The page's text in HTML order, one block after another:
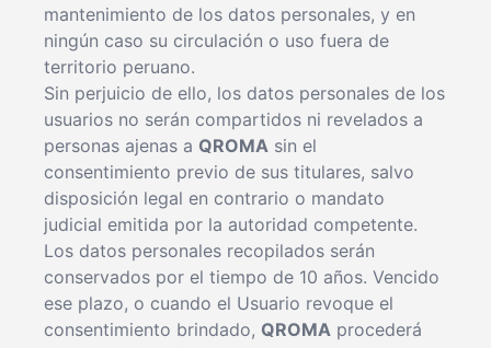
mantenimiento de los datos personales, y en
ningún caso su circulación o uso fuera de
territorio peruano.
Sin perjuicio de ello, los datos personales de los
usuarios no serán compartidos ni revelados a
personas ajenas a QROMA sin el
consentimiento previo de sus titulares, salvo
disposición legal en contrario o mandato
judicial emitida por la autoridad competente.
Los datos personales recopilados serán
conservados por el tiempo de 10 años. Vencido
ese plazo, o cuando el Usuario revoque el
consentimiento brindado, QROMA procederá